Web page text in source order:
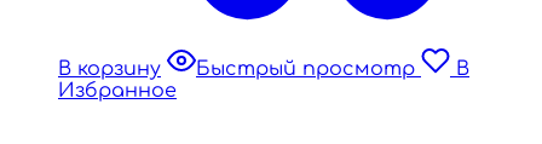
В корзину Быстрый просмотр
В
Избранное